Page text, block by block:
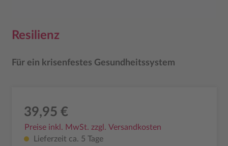
Resilienz
Für ein krisenfestes Gesundheitssystem
39,95 €
Preise inkl. MwSt. zzgl. Versandkosten
Lieferzeit ca. 5 Tage